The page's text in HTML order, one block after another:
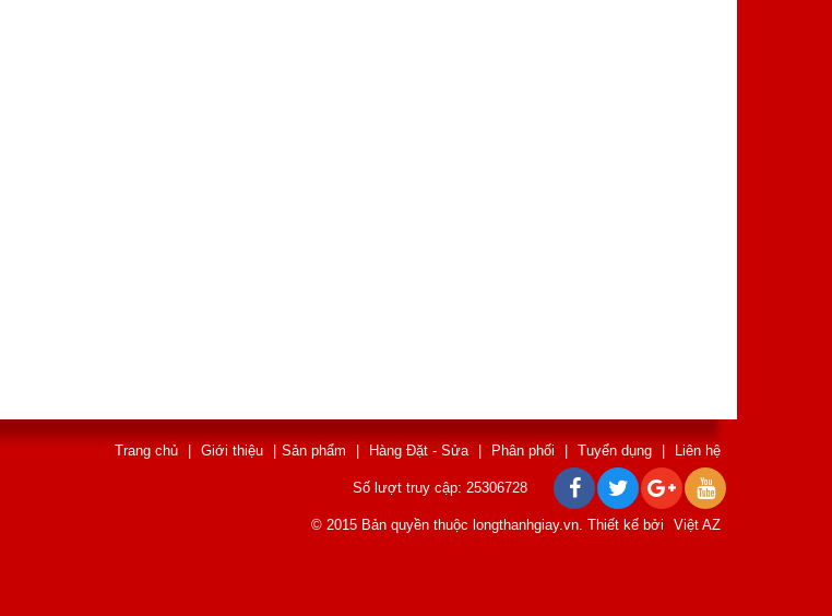
Trang chủ | Giới thiệu | Sản phẩm | Hàng Đặt - Sửa | Phân phối | Tuyển dụng | Liên hệ
Số lượt truy cập: 25306728
© 2015 Bản quyền thuộc longthanhgiay.vn. Thiết kế bởi Việt AZ